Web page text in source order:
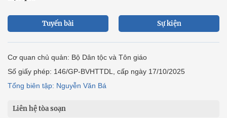
Tuyến bài Sự kiện
Cơ quan chủ quản: Bộ Dân tộc và Tôn giáo
Số giấy phép: 146/GP-BVHTTDL, cấp ngày 17/10/2025
Tổng biên tập: Nguyễn Văn Bá
Liên hệ tòa soạn